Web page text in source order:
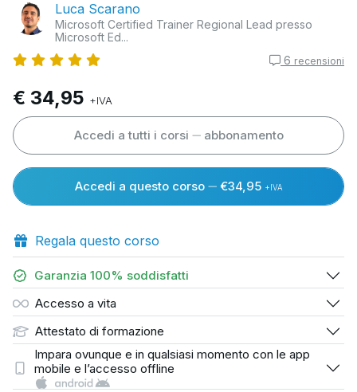
Luca Scarano
Microsoft Certified Trainer Regional Lead presso
Microsoft Ed...
6 recensioni
€ 34,95 +IVA
Accedi a tutti i corsi abbonamento
Accedi a questo corso €34,95 +IVA
Regala questo corso
Garanzia 100% soddisfatti
Accesso a vita
Attestato di formazione
Impara ovunque e in qualsiasi momento con le app
mobile e l’accesso offline